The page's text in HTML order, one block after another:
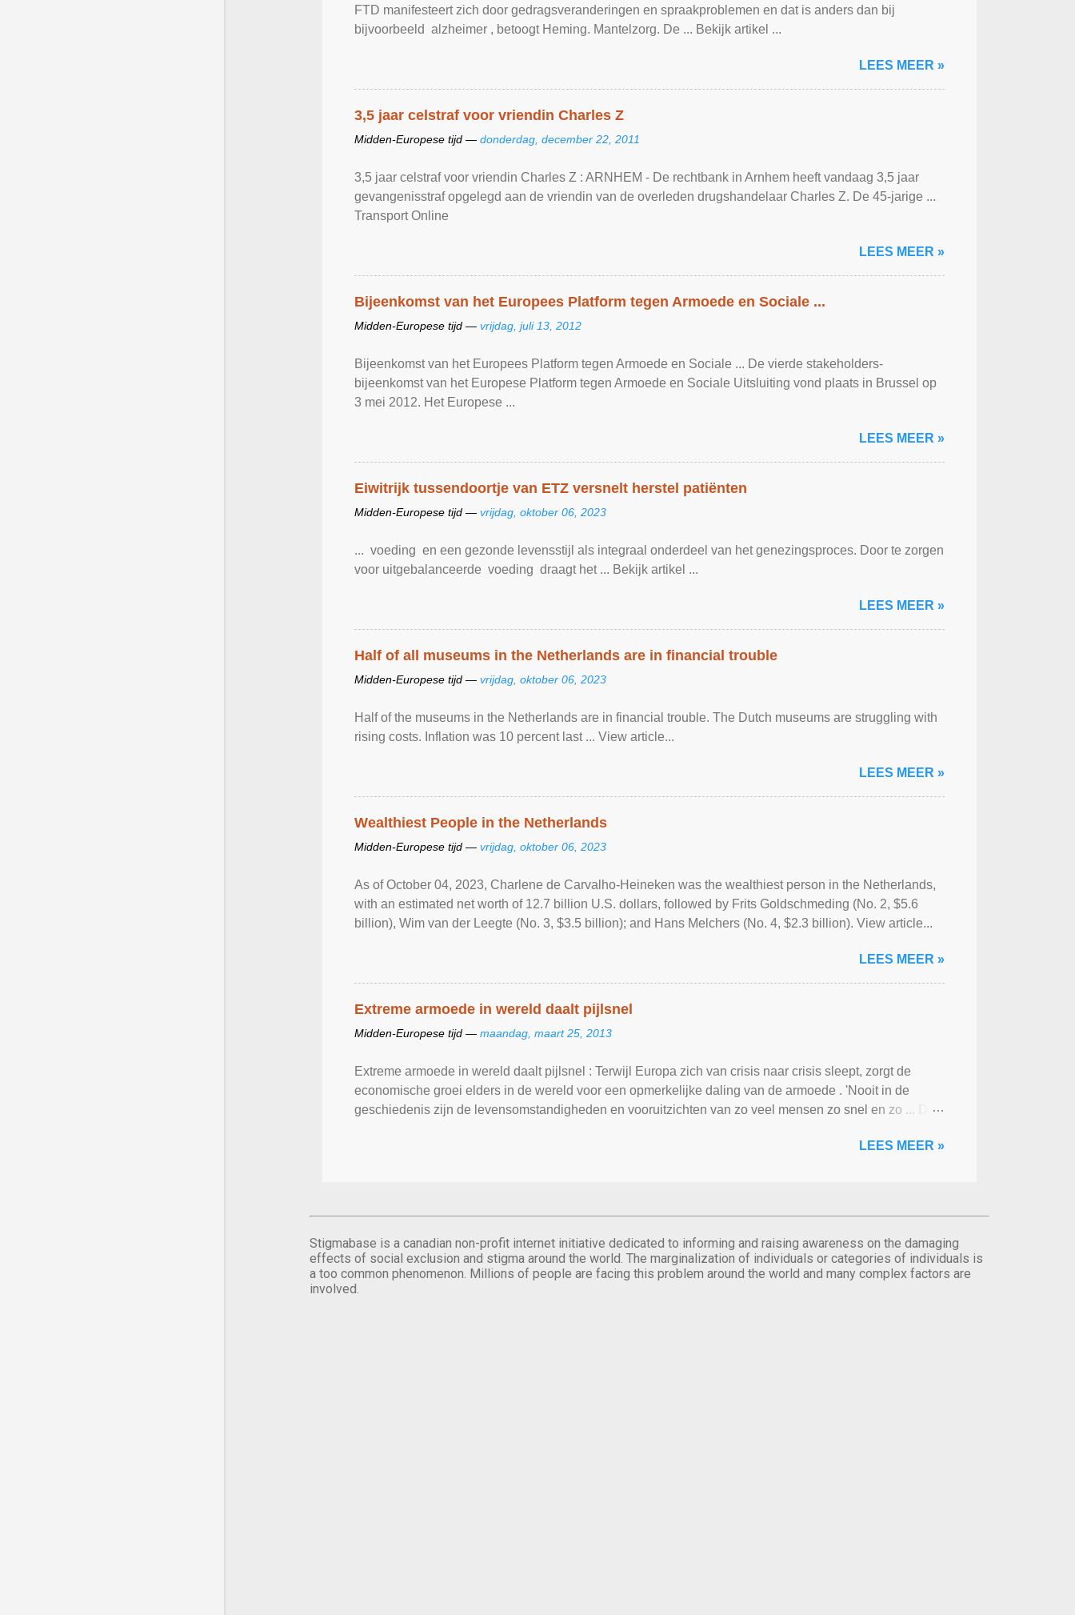
FTD manifesteert zich door gedragsveranderingen en spraakproblemen en dat is anders dan bij
bijvoorbeeld alzheimer , betoogt Heming. Mantelzorg. De ... Bekijk artikel ...
LEES MEER »
3,5 jaar celstraf voor vriendin Charles Z
Midden-Europese tijd — donderdag, december 22, 2011
3,5 jaar celstraf voor vriendin Charles Z : ARNHEM - De rechtbank in Arnhem heeft vandaag 3,5 jaar
gevangenisstraf opgelegd aan de vriendin van de overleden drugshandelaar Charles Z. De 45-jarige ...
Transport Online
LEES MEER »
Bijeenkomst van het Europees Platform tegen Armoede en Sociale ...
Midden-Europese tijd — vrijdag, juli 13, 2012
Bijeenkomst van het Europees Platform tegen Armoede en Sociale ... De vierde stakeholders-
bijeenkomst van het Europese Platform tegen Armoede en Sociale Uitsluiting vond plaats in Brussel op
3 mei 2012. Het Europese ...
LEES MEER »
Eiwitrijk tussendoortje van ETZ versnelt herstel patiënten
Midden-Europese tijd — vrijdag, oktober 06, 2023
... voeding en een gezonde levensstijl als integraal onderdeel van het genezingsproces. Door te zorgen
voor uitgebalanceerde voeding draagt het ... Bekijk artikel ...
LEES MEER »
Half of all museums in the Netherlands are in financial trouble
Midden-Europese tijd — vrijdag, oktober 06, 2023
Half of the museums in the Netherlands are in financial trouble. The Dutch museums are struggling with
rising costs. Inflation was 10 percent last ... View article...
LEES MEER »
Wealthiest People in the Netherlands
Midden-Europese tijd — vrijdag, oktober 06, 2023
As of October 04, 2023, Charlene de Carvalho-Heineken was the wealthiest person in the Netherlands,
with an estimated net worth of 12.7 billion U.S. dollars, followed by Frits Goldschmeding (No. 2, $5.6
billion), Wim van der Leegte (No. 3, $3.5 billion); and Hans Melchers (No. 4, $2.3 billion). View article...
LEES MEER »
Extreme armoede in wereld daalt pijlsnel
Midden-Europese tijd — maandag, maart 25, 2013
Extreme armoede in wereld daalt pijlsnel : Terwijl Europa zich van crisis naar crisis sleept, zorgt de
economische groei elders in de wereld voor een opmerkelijke daling van de armoede . 'Nooit in de
geschiedenis zijn de levensomstandigheden en vooruitzichten van zo veel mensen zo snel en zo ... De
LEES MEER »
Stigmabase is a canadian non-profit internet initiative dedicated to informing and raising awareness on the damaging
effects of social exclusion and stigma around the world. The marginalization of individuals or categories of individuals is
a too common phenomenon. Millions of people are facing this problem around the world and many complex factors are
involved.